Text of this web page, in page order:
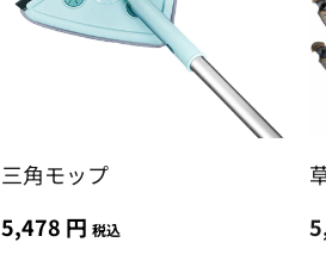
三角モップ
5,478 円 税込